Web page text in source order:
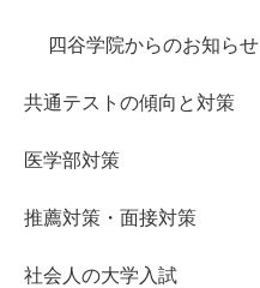
四谷学院からのお知らせ
共通テストの傾向と対策
医学部対策
推薦対策・面接対策
社会人の大学入試